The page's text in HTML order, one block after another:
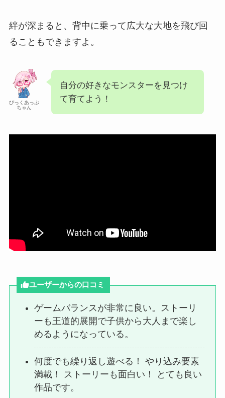
絆が深まると、背中に乗って広大な大地を飛び回
ることもできますよ。
ぴっくあっぷ
ちゃん
自分の好きなモンスターを見つけ
て育てよう！
ユーザーからの口コミ
ゲームバランスが非常に良い。ストーリ
ーも王道的展開で子供から大人まで楽し
めるようになっている。
何度でも繰り返し遊べる！ やり込み要素
満載！ ストーリーも面白い！ とても良い
作品です。